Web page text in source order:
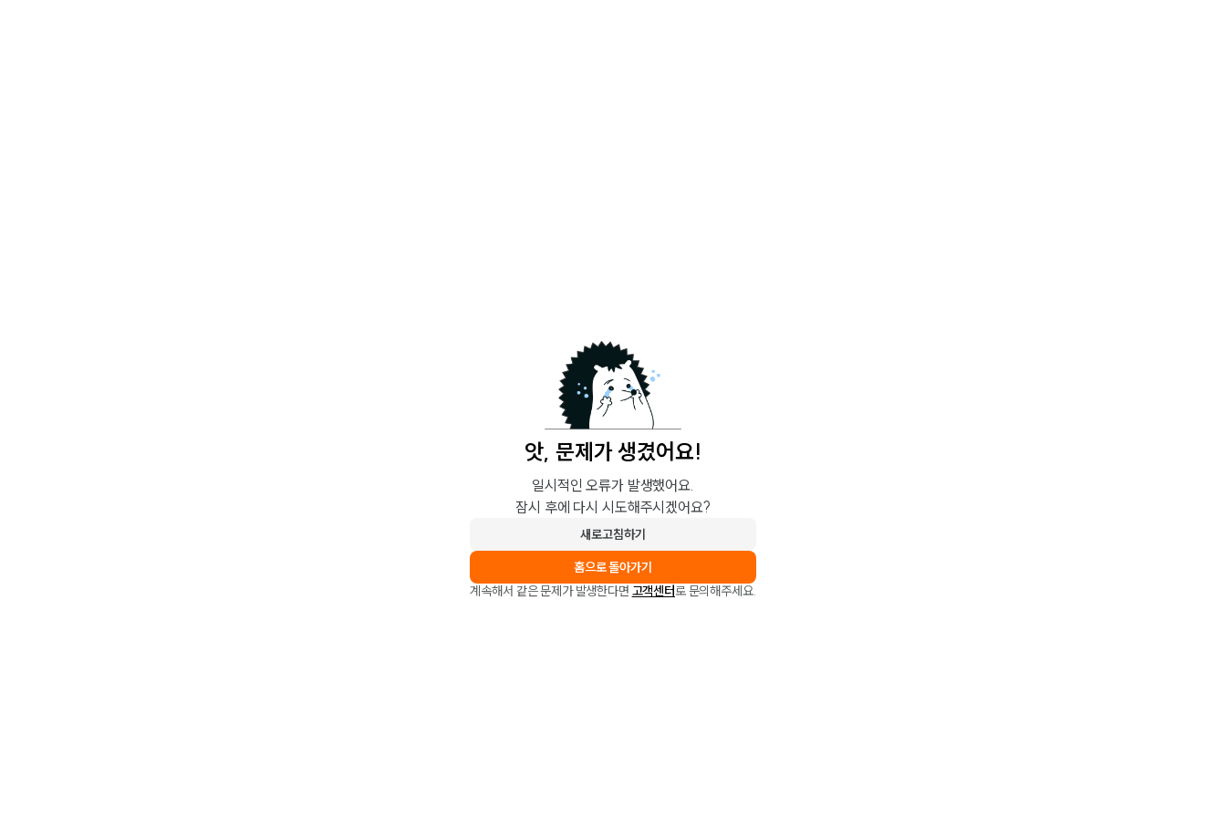
앗, 문제가 생겼어요!
일시적인 오류가 발생했어요.
잠시 후에 다시 시도해주시겠어요?
새로고침하기
홈으로 돌아가기
계속해서 같은 문제가 발생한다면 고객센터로 문의해주세요.